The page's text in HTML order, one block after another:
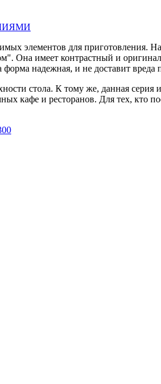
элементов для приготовления.
Она имеет контрастный и
надежная, и не доставит вреда
стола. К тому же, данная
кафе и ресторанов. Для тех, кто